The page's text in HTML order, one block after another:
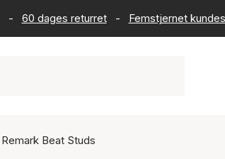
- 60 dages returret - Femstjernet
Remark Beat Studs